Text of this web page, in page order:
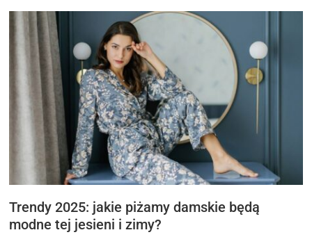
Trendy 2025: jakie piżamy damskie będą
modne tej jesieni i zimy?